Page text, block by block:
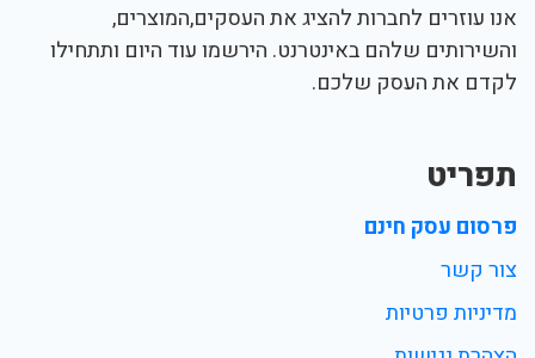
אנו עוזרים לחברות להציג את העסקים,המוצרים,
והשירותים שלהם באינטרנט. הירשמו עוד היום ותתחילו
לקדם את העסק שלכם.
תפריט
פרסום עסק חינם
צור קשר
מדיניות פרטיות